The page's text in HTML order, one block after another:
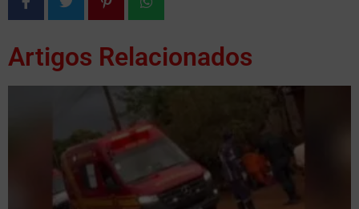
Artigos Relacionados